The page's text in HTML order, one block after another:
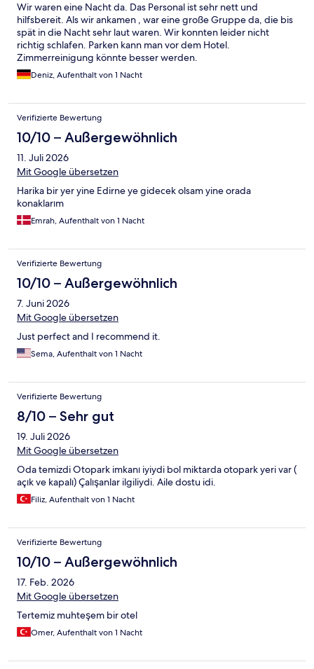
Wir waren eine Nacht da. Das Personal ist sehr nett und
hilfsbereit. Als wir ankamen , war eine große Gruppe da, die bis
spät in die Nacht sehr laut waren. Wir konnten leider nicht
richtig schlafen. Parken kann man vor dem Hotel.
Zimmerreinigung könnte besser werden.
Deniz, Aufenthalt von 1 Nacht
Verifizierte Bewertung
10/10 – Außergewöhnlich
11. Juli 2026
Mit Google übersetzen
Harika bir yer yine Edirne ye gidecek olsam yine orada
konaklarım
Emrah, Aufenthalt von 1 Nacht
Verifizierte Bewertung
10/10 – Außergewöhnlich
7. Juni 2026
Mit Google übersetzen
Just perfect and I recommend it.
Sema, Aufenthalt von 1 Nacht
Verifizierte Bewertung
8/10 – Sehr gut
19. Juli 2026
Mit Google übersetzen
Oda temizdi Otopark imkanı iyiydi bol miktarda otopark yeri var (
açık ve kapalı) Çalışanlar ilgiliydi. Aile dostu idi.
Filiz, Aufenthalt von 1 Nacht
Verifizierte Bewertung
10/10 – Außergewöhnlich
17. Feb. 2026
Mit Google übersetzen
Tertemiz muhteşem bir otel
Omer, Aufenthalt von 1 Nacht